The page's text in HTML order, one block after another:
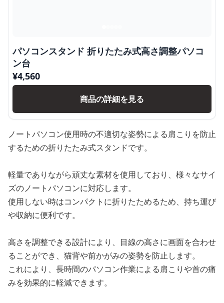
パソコンスタンド 折りたたみ式高さ調整パソコ
ン台
¥4,560
商品の詳細を見る
ノートパソコン使用時の不適切な姿勢による肩こりを防止
するための折りたたみ式スタンドです。
軽量でありながら頑丈な素材を使用しており、様々なサイ
ズのノートパソコンに対応します。
使用しない時はコンパクトに折りたためるため、持ち運び
や収納に便利です。
高さを調整できる設計により、目線の高さに画面を合わせ
ることができ、猫背や前かがみの姿勢を防止します。
これにより、長時間のパソコン作業による肩こりや首の痛
みを効果的に軽減できます。